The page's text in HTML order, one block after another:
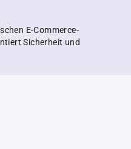
E-Commerce-
Sicherheit und